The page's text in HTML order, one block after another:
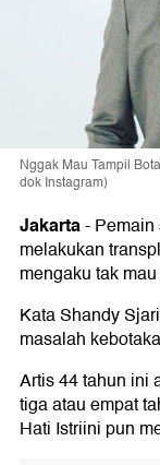
Nggak Mau Tampil
dok Instagram)
Jakarta-
melakukan
mengaku tak
Kata Shandy
masalah
Artis 44 tahun ini
tiga atau empat
Hati Istriini pun